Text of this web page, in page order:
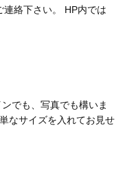
連絡下さい。 HP内では
でも、写真でも構いま
なサイズを入れてお見せ